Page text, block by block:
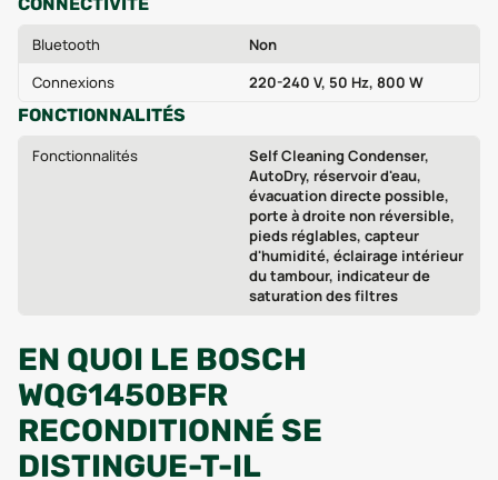
Bluetooth
Non
Connexions
220-240 V, 50 Hz, 800 W
FONCTIONNALITÉS
Fonctionnalités
Self Cleaning Condenser,
AutoDry, réservoir d'eau,
évacuation directe possible,
porte à droite non réversible,
pieds réglables, capteur
d'humidité, éclairage intérieur
du tambour, indicateur de
saturation des filtres
EN QUOI LE BOSCH
WQG1450BFR
RECONDITIONNÉ SE
DISTINGUE-T-IL